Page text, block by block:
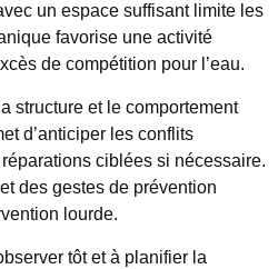
un espace suffisant limite les
favorise une activité
de compétition pour l’eau.
structure et le comportement
d’anticiper les conflits
ciblées si nécessaire.
des gestes de prévention
lourde.
tôt et à planifier la